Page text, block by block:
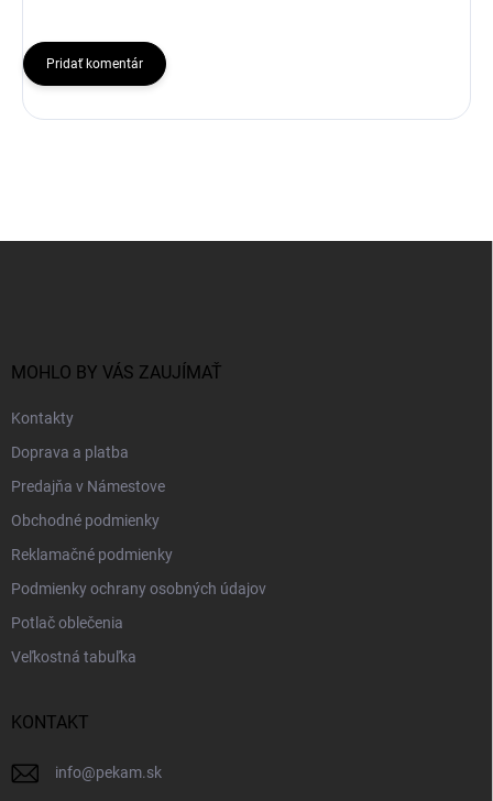
Pridať komentár
MOHLO BY VÁS ZAUJÍMAŤ
Kontakty
Doprava a platba
Predajňa v Námestove
Obchodné podmienky
Reklamačné podmienky
Podmienky ochrany osobných údajov
Potlač oblečenia
Veľkostná tabuľka
KONTAKT
info@pekam.sk